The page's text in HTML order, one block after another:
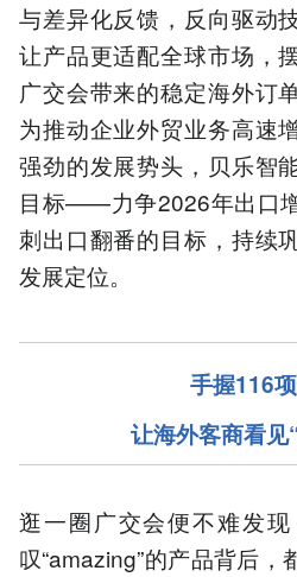
与差异化反馈，反向驱动
让产品更适配全球市场，
广交会带来的稳定海外订
为推动企业外贸业务高速
强劲的发展势头，贝乐智
目标——力争2026年出口
刺出口翻番的目标，持续
发展定位。
手握116
让海外客商看见
逛一圈广交会便不难发
叹“amazing”的产品背后